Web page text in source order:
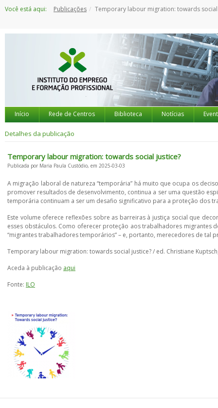
paraVocê está aqui: Publicações Temporary labour migration: towards social
Início Rede de Centros Biblioteca Notícias
Detalhes da publicação
Temporary labour migration: towards social justice?
Publicada por Maria Paula Custódio, em 2025-03-03
A migração laboral de natureza “temporária” há muito que ocupa os
promover resultados de desenvolvimento, continua a ser uma questão
temporária continuam a ser um desafio significativo para a proteção dos
Este volume oferece reflexões sobre as barreiras à justiça social que
esses obstáculos. Como oferecer proteção aos trabalhadores
“migrantes trabalhadores temporários” – e, portanto, merecedores de tal
Temporary labour migration: towards social justice? / ed. Christiane
Aceda à publicação aqui
Fonte: ILO